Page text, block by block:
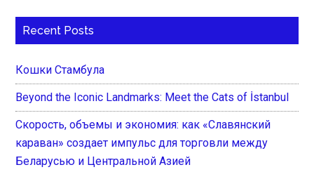
Recent Posts
Кошки Стамбула
Beyond the Iconic Landmarks: Meet the Cats of İstanbul
Скорость, объемы и экономия: как «Славянский
караван» создает импульс для торговли между
Беларусью и Центральной Азией